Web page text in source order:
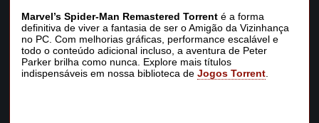
Marvel’s Spider-Man Remastered Torrent é a forma
definitiva de viver a fantasia de ser o Amigão da Vizinhança
no PC. Com melhorias gráficas, performance escalável e
todo o conteúdo adicional incluso, a aventura de Peter
Parker brilha como nunca. Explore mais títulos
indispensáveis em nossa biblioteca deJogos Torrent